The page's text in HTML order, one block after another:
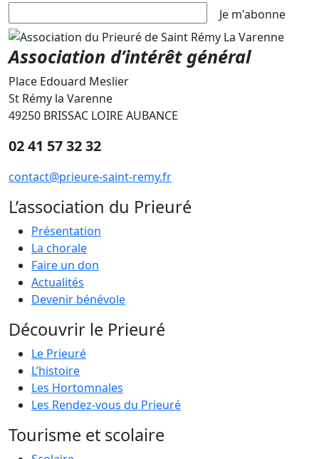
Je m'abonne
Association d’intérêt général
Place Edouard Meslier
St Rémy la Varenne
49250 BRISSAC LOIRE AUBANCE
02 41 57 32 32
contact@prieure-saint-remy.fr
L’association du Prieuré
Présentation
La chorale
Faire un don
Actualités
Devenir bénévole
Découvrir le Prieuré
Le Prieuré
L’histoire
Les Hortomnales
Les Rendez-vous du Prieuré
Tourisme et scolaire